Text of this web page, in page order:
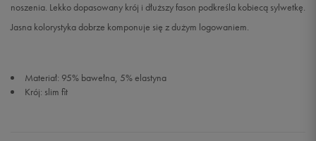
noszenia. Lekko dopasowany krój i dłuższy fason podkreśla kobiecą sylwetkę.
Jasna kolorystyka dobrze komponuje się z dużym logowaniem.
Materiał: 95% bawełna, 5% elastyna
Krój: slim fit